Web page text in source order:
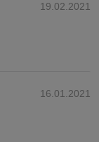
19.02.2021
16.01.2021